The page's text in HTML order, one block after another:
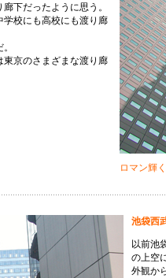
ロマン輝
下だったように思う。
校にも高校にも渡り廊
東京のさまざまな渡り廊
池袋西
以前池
の上空
外観か